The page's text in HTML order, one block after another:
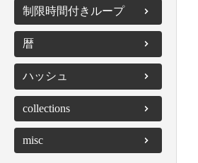
ズム
素数
組み合わせのイテレ
ーター
乱数
回文
圧縮
制限時間付きループ
暦
ハッシュ
collections
misc